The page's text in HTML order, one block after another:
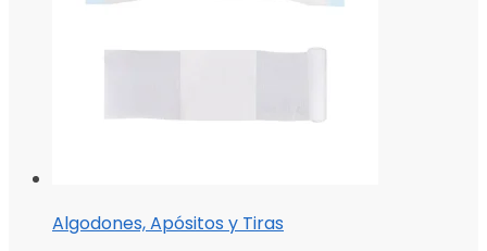
Algodones, Apósitos y Tiras